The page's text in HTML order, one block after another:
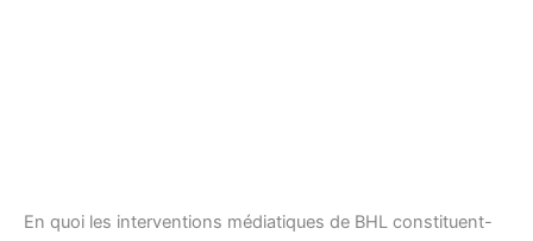
En quoi les interventions médiatiques de BHL constituent-